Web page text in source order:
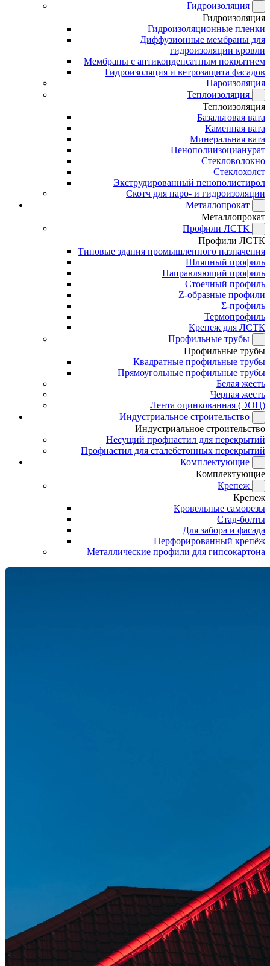
Гидроизоляция
Гидроизоляция
Гидроизоляционные пленки
Диффузионные мембраны для
гидроизоляции кровли
Мембраны с антиконденсатным покрытием
Гидроизоляция и ветрозащита фасадов
Пароизоляция
Теплоизоляция
Теплоизоляция
Базальтовая вата
Каменная вата
Минеральная вата
Пенополиизоцианурат
Стекловолокно
Стеклохолст
Экструдированный пенополистирол
Скотч для паро- и гидроизоляции
Металлопрокат
Металлопрокат
Профили ЛСТК
Профили ЛСТК
Типовые здания промышленного назначения
Шляпный профиль
Направляющий профиль
Стоечный профиль
Z-образные профили
Σ-профиль
Термопрофиль
Крепеж для ЛСТК
Профильные трубы
Профильные трубы
Квадратные профильные трубы
Прямоугольные профильные трубы
Белая жесть
Черная жесть
Лента оцинкованная (ЭОЦ)
Индустриальное строительство
Индустриальное строительство
Несущий профнастил для перекрытий
Профнастил для сталебетонных перекрытий
Комплектующие
Комплектующие
Крепеж
Крепеж
Кровельные саморезы
Стад-болты
Для забора и фасада
Перфорированный крепёж
Металлические профили для гипсокартона